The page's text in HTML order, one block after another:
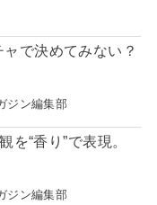
で決めてみない？
ジン編集部
“香り”で表現。
ジン編集部